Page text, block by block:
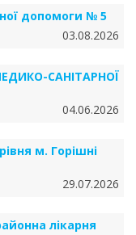
допомоги № 5
03.08.2026
САНІТАРНОЇ
04.06.2026
м. Горішні
29.07.2026
лікарня